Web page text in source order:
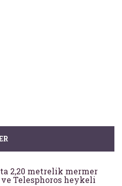
2,20 metrelik mermer
Telesphoros heykeli